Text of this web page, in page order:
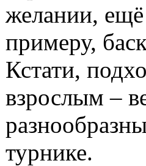
желании,
примеру,
Кстати,
взрослым –
турнике.